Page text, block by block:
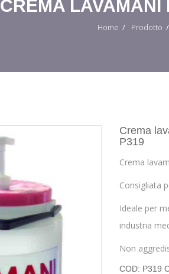
CREMA LAVAMANI
Home Prodotto
Crema
P319
Crema
Consigliata
Ideale per
industria
Non
COD: P319